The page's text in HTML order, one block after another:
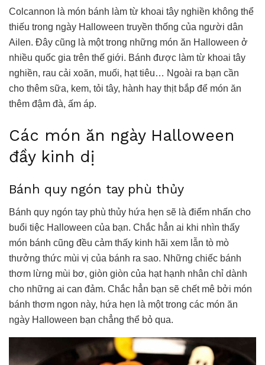
Colcannon là món bánh làm từ khoai tây nghiền không thể
thiếu trong ngày Halloween truyền thống của người dân
Ailen. Đây cũng là một trong những món ăn Halloween ở
nhiều quốc gia trên thế giới. Bánh được làm từ khoai tây
nghiền, rau cải xoăn, muối, hạt tiêu… Ngoài ra bạn cần
cho thêm sữa, kem, tỏi tây, hành hay thịt bắp để món ăn
thêm đậm đà, ấm áp.
Các món ăn ngày Halloween
đầy kinh dị
Bánh quy ngón tay phù thủy
Bánh quy ngón tay phù thủy hứa hẹn sẽ là điểm nhấn cho
buổi tiệc Halloween của bạn. Chắc hẳn ai khi nhìn thấy
món bánh cũng đều cảm thấy kinh hãi xem lẫn tò mò
thưởng thức mùi vị của bánh ra sao. Những chiếc bánh
thơm lừng mùi bơ, giòn giòn của hạt hạnh nhân chỉ dành
cho những ai can đảm. Chắc hẳn bạn sẽ chết mê bởi món
bánh thơm ngon này, hứa hẹn là một trong các món ăn
ngày Halloween bạn chẳng thể bỏ qua.